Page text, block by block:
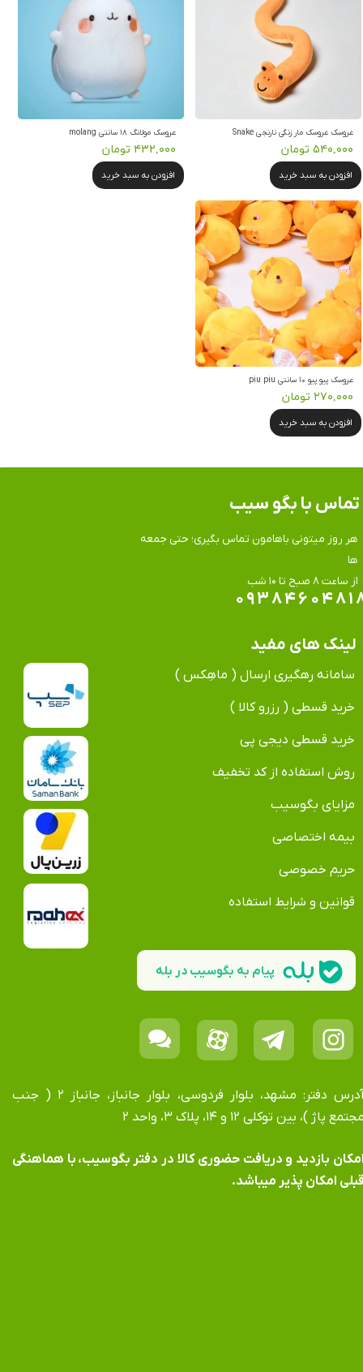
عروسک عروسک مار زنگی نارنجی Snake
۵۴۰,۰۰۰ تومان
افزودن به سبد خرید
عروسک مولانگ ۱۸ سانتی molang
۴۳۲,۰۰۰ تومان
افزودن به سبد خرید
عروسک پیو پیو ۱۰ سانتی piu piu
۲۷۰,۰۰۰ تومان
افزودن به سبد خرید
هر روز میتونی باهامون تماس بگیری؛ حتی جمعه
ها
​​​​​​​از ساعت ۸ صبح تا ۱۰ شب
تماس​​​​​​​ با بگو سیب
لینک های مفید
سامانه رهگیری ارسال ( ماهِکس )
خرید قسطی ( رزرو کالا )
خرید قسطی دیجی پی
روش استفاده از کد تخفیف
مزایای بگوسیب
بیمه اختصاصی
حریم خصوصی
قوانین و شرایط استفاده
آدرس دفتر: مشهد، بلوار فردوسی، بلوار جانباز، جانباز ۲ ( جنب
پاژ )، بین توکلی ۱۲ و ۱۴، پلاک ۳، واحد ۲
بازدید و دریافت حضوری کالا در دفتر بگوسیب، با هماهنگی
امکان پذیر میباشد.
پیام به بگوسیب در بله